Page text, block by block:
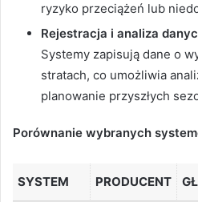
ryzyko przeciążeń lub
Rejestracja i analiza
Systemy zapisują dane o
stratach, co umożliwia
planowanie przyszłych
Porównanie wybranych
SYSTEM PRODUCENT